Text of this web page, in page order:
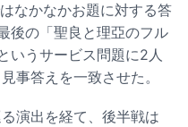
なかなかお題に対する答
後の「聖良と理亞のフル
いうサービス問題に2人
事答えを一致させた。
演出を経て、後半戦は